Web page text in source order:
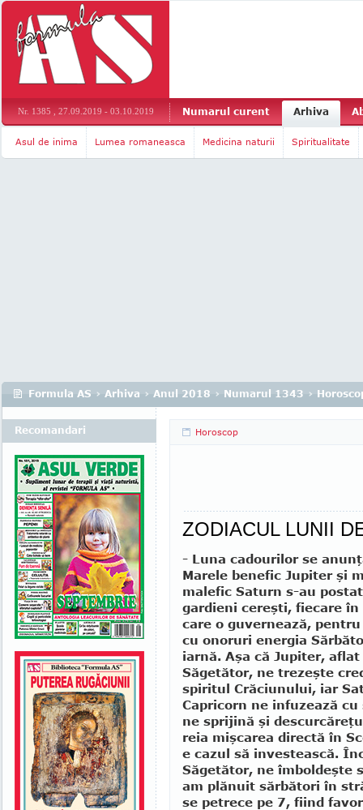
Nr. 1385 , 27.09.2019 - 03.10.2019 Numarul curent Arhiva
Asul de inima Lumea romaneasca Medicina naturii Spiritualitate
Formula AS › Arhiva › Anul 2018 › Numarul 1343 ›
Horoscop
ZODIACUL LUNII
- Luna cadourilor se
Marele benefic Jupiter şi
malefic Saturn s-au
gardieni cereşti, fiecare în
care o guvernează,
cu onoruri energia
iarnă. Aşa că Jupiter,
Săgetător, ne trezeşte
spiritul Crăciunului, iar
Capricorn ne infuzează
ne sprijină şi
reia mişcarea directă în
e cazul să investească.
Săgetător, ne îmboldeşte
am plănuit sărbători în
se petrece pe 7, fiind
Recomandari